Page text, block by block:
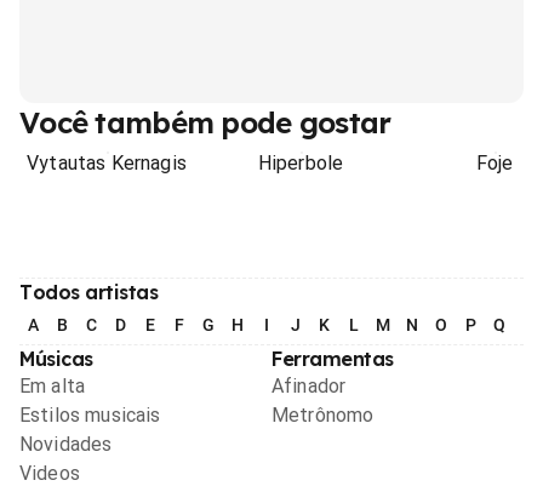
Você também pode gostar
Vytautas Kernagis Hiperbole Foje
Todos artistas
A B C D E F G H I J K L M N O P Q
Músicas
Em alta
Estilos musicais
Novidades
Videos
Ferramentas
Afinador
Metrônomo